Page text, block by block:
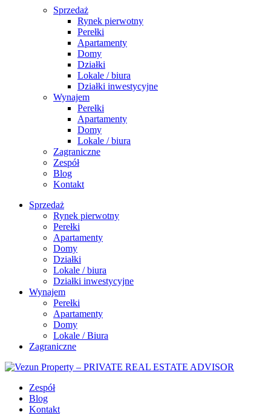
Sprzedaż
Rynek pierwotny
Perełki
Apartamenty
Domy
Działki
Lokale / biura
Działki inwestycyjne
Wynajem
Perełki
Apartamenty
Domy
Lokale / biura
Zagraniczne
Zespół
Blog
Kontakt
Sprzedaż
Rynek pierwotny
Perełki
Apartamenty
Domy
Działki
Lokale / biura
Działki inwestycyjne
Wynajem
Perełki
Apartamenty
Domy
Lokale / Biura
Zagraniczne
Zespół
Blog
Kontakt